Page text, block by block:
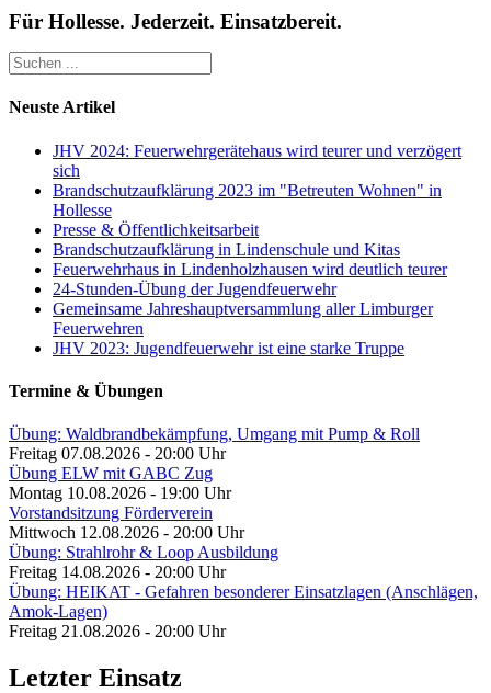
Für Hollesse. Jederzeit. Einsatzbereit.
Neuste Artikel
JHV 2024: Feuerwehrgerätehaus wird teurer und verzögert
sich
Brandschutzaufklärung 2023 im "Betreuten Wohnen" in
Hollesse
Presse & Öffentlichkeitsarbeit
Brandschutzaufklärung in Lindenschule und Kitas
Feuerwehrhaus in Lindenholzhausen wird deutlich teurer
24-Stunden-Übung der Jugendfeuerwehr
Gemeinsame Jahreshauptversammlung aller Limburger
Feuerwehren
JHV 2023: Jugendfeuerwehr ist eine starke Truppe
Termine & Übungen
Übung: Waldbrandbekämpfung, Umgang mit Pump & Roll
Freitag 07.08.2026 - 20:00 Uhr
Übung ELW mit GABC Zug
Montag 10.08.2026 - 19:00 Uhr
Vorstandsitzung Förderverein
Mittwoch 12.08.2026 - 20:00 Uhr
Übung: Strahlrohr & Loop Ausbildung
Freitag 14.08.2026 - 20:00 Uhr
Übung: HEIKAT - Gefahren besonderer Einsatzlagen (Anschlägen,
Amok-Lagen)
Freitag 21.08.2026 - 20:00 Uhr
Letzter Einsatz